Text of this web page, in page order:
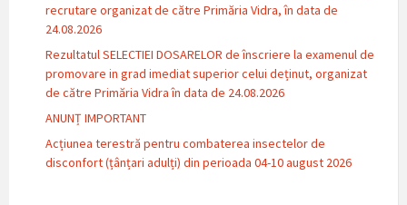
recrutare organizat de către Primăria Vidra, în data de
24.08.2026
Rezultatul SELECTIEI DOSARELOR de înscriere la examenul de
promovare in grad imediat superior celui deținut, organizat
de către Primăria Vidra în data de 24.08.2026
ANUNȚ IMPORTANT
Acțiunea terestră pentru combaterea insectelor de
disconfort (țânțari adulți) din perioada 04-10 august 2026